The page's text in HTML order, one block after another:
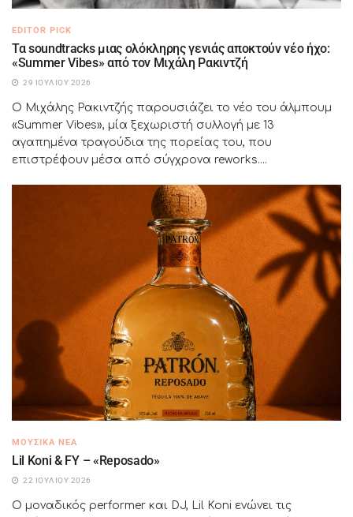
EDITOR PICK
Τα soundtracks μιας ολόκληρης γενιάς αποκτούν νέο ήχο:
«Summer Vibes» από τον Μιχάλη Ρακιντζή
29 ΙΟΥΛΊΟΥ 2026
Ο Μιχάλης Ρακιντζής παρουσιάζει το νέο του άλμπουμ
«Summer Vibes», μία ξεχωριστή συλλογή με 13
αγαπημένα τραγούδια της πορείας του, που
επιστρέφουν μέσα από σύγχρονα reworks....
ΜΟΥΣΙΚΆ ΝΈΑ
Lil Koni & FY – «Reposado»
22 ΙΟΥΛΊΟΥ 2026
Ο μοναδικός performer και DJ, Lil Koni ενώνει τις